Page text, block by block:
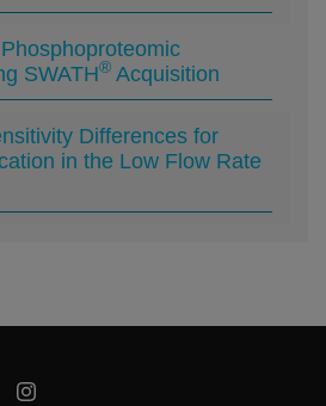
SWATH® Acquisition
Differences for
in the Low Flow Rate
ブック
インスタグラム